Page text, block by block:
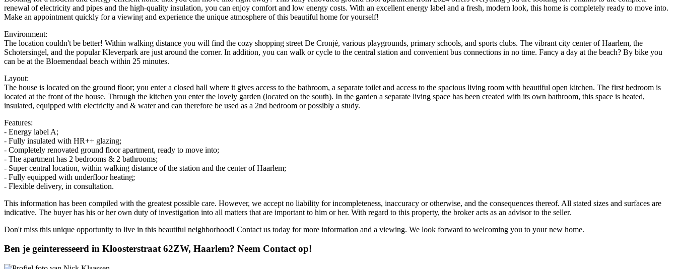
renewal of electricity and pipes and the high-quality insulation, you can enjoy comfort and low energy costs. With an excellent energy label and a fresh, modern look, this home is completely ready to move into.
Make an appointment quickly for a viewing and experience the unique atmosphere of this beautiful home for yourself!
Environment:
The location couldn't be better! Within walking distance you will find the cozy shopping street De Cronjé, various playgrounds, primary schools, and sports clubs. The vibrant city center of Haarlem, the
Schotersingel, and the popular Kleverpark are just around the corner. In addition, you can walk or cycle to the central station and convenient bus connections in no time. Fancy a day at the beach? By bike you
can be at the Bloemendaal beach within 25 minutes.
Layout:
The house is located on the ground floor; you enter a closed hall where it gives access to the bathroom, a separate toilet and access to the spacious living room with beautiful open kitchen. The first bedroom is
located at the front of the house. Through the kitchen you enter the lovely garden (located on the south). In the garden a separate living space has been created with its own bathroom, this space is heated,
insulated, equipped with electricity and & water and can therefore be used as a 2nd bedroom or possibly a study.
Features:
- Energy label A;
- Fully insulated with HR++ glazing;
- Completely renovated ground floor apartment, ready to move into;
- The apartment has 2 bedrooms & 2 bathrooms;
- Super central location, within walking distance of the station and the center of Haarlem;
- Fully equipped with underfloor heating;
- Flexible delivery, in consultation.
This information has been compiled with the greatest possible care. However, we accept no liability for incompleteness, inaccuracy or otherwise, and the consequences thereof. All stated sizes and surfaces are
indicative. The buyer has his or her own duty of investigation into all matters that are important to him or her. With regard to this property, the broker acts as an advisor to the seller.
Don't miss this unique opportunity to live in this beautiful neighborhood! Contact us today for more information and a viewing. We look forward to welcoming you to your new home.
Ben je geinteresseerd in Kloosterstraat 62ZW, Haarlem? Neem Contact op!